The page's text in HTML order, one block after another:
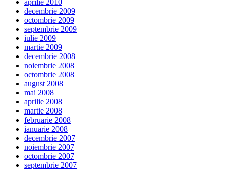
aprilie 2010
decembrie 2009
octombrie 2009
septembrie 2009
iulie 2009
martie 2009
decembrie 2008
noiembrie 2008
octombrie 2008
august 2008
mai 2008
aprilie 2008
martie 2008
februarie 2008
ianuarie 2008
decembrie 2007
noiembrie 2007
octombrie 2007
septembrie 2007